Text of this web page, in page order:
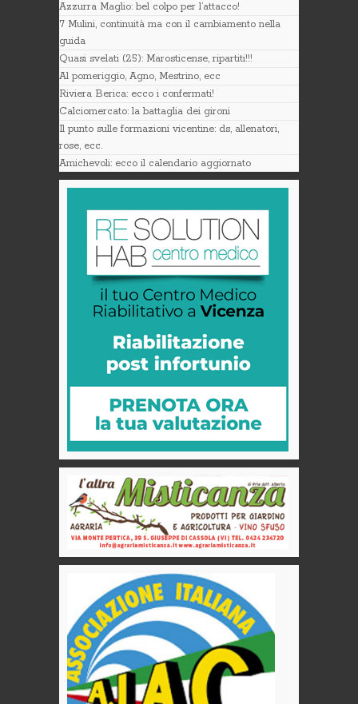
Azzurra Maglio: bel colpo per l’attacco!
7 Mulini, continuità ma con il cambiamento nella
guida
Quasi svelati (25): Marosticense, ripartiti!!!
Al pomeriggio, Agno, Mestrino, ecc
Riviera Berica: ecco i confermati!
Calciomercato: la battaglia dei gironi
Il punto sulle formazioni vicentine: ds, allenatori,
rose, ecc.
Amichevoli: ecco il calendario aggiornato